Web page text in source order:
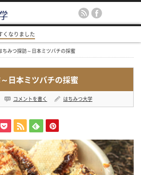
くなりました
ちみつ探訪～日本ミツバチの採蜜
日本ミツバチの採蜜
コメントを書く はちみつ大学